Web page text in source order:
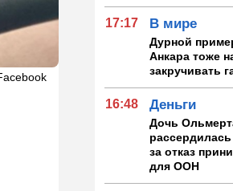
17:17 В мире
Дурной
Анкара тоже
закручивать
16:48 Деньги
Дочь
за отказ
для ООН